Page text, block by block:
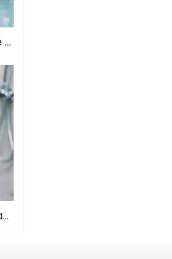
Guía completa para manijas de tiros de vidrio: el estilo se encuentra con la función
La guía completa de las bisagras de la puerta de la ducha: tipos, instalación y mantenimiento